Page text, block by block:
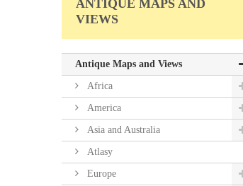
ANTIQUE MAPS AND
VIEWS
Antique Maps and Views
Africa
America
Asia and Australia
Atlasy
Europe